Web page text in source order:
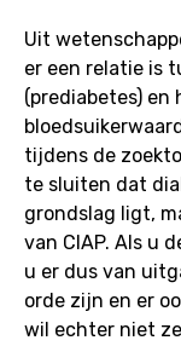
ontstaan
van
CIAP?
Uit
er een relatie is
(prediabetes) en
tijdens de
te sluiten dat
grondslag ligt,
van CIAP. Als u
u er dus van
orde zijn en er
wil echter niet